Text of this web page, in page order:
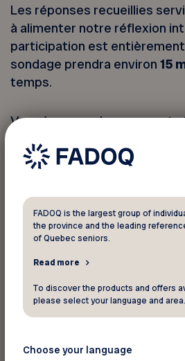
Les réponses recueillies
à alimenter notre réflexion
participation est
sondage prendra environ15
temps.
Vos réponses demeureront
conservées pour un usage
conformément aux normes
résultats pourront
sous forme de bilans ou de
sans jamais permettre
répondants.
Vous êtes libre de ne pas
questions et de mettre fin à
en tout temps. Si une
FADOQ is the largest group of
the province and the leading
of Quebec seniors.
Read more
To discover the products and offers
please select your language and area.
Choose your language